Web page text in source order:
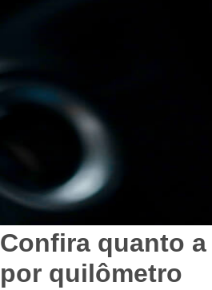
Confira quanto
por quilômetro